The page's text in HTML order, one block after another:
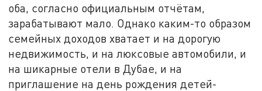
оба, согласно официальным отчётам,
зарабатывают мало. Однако каким-то образом
семейных доходов хватает и на дорогую
недвижимость, и на люксовые автомобили, и
на шикарные отели в Дубае, и на
приглашение на день рождения детей-